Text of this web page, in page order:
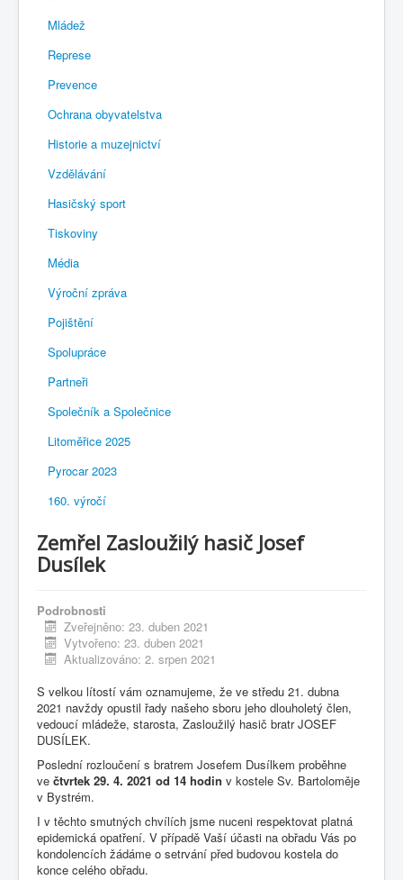
Mládež
Represe
Prevence
Ochrana obyvatelstva
Historie a muzejnictví
Vzdělávání
Hasičský sport
Tiskoviny
Média
Výroční zpráva
Pojištění
Spolupráce
Partneři
Společník a Společnice
Litoměřice 2025
Pyrocar 2023
160. výročí
Zemřel Zasloužilý hasič Josef
Dusílek
Podrobnosti
Zveřejněno: 23. duben 2021
Vytvořeno: 23. duben 2021
Aktualizováno: 2. srpen 2021
S velkou lítostí vám oznamujeme, že ve středu 21. dubna
2021 navždy opustil řady našeho sboru jeho dlouholetý člen,
vedoucí mládeže, starosta, Zasloužilý hasič bratr JOSEF
DUSÍLEK.
Poslední rozloučení s bratrem Josefem Dusílkem proběhne
ve čtvrtek 29. 4. 2021 od 14 hodin v kostele Sv. Bartoloměje
v Bystrém.
I v těchto smutných chvílích jsme nuceni respektovat platná
epidemická opatření. V případě Vaší účasti na obřadu Vás po
kondolencích žádáme o setrvání před budovou kostela do
konce celého obřadu.